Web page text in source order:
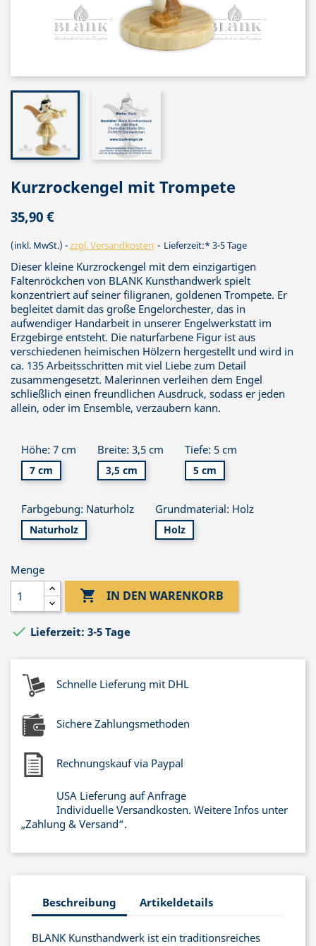
Kurzrockengel mit Trompete
35,90 €
(inkl. MwSt.) zzgl. Versandkosten Lieferzeit:* 3-5 Tage
Dieser kleine Kurzrockengel mit dem einzigartigen
Faltenröckchen von BLANK Kunsthandwerk spielt
konzentriert auf seiner filigranen, goldenen Trompete. Er
begleitet damit das große Engelorchester, das in
aufwendiger Handarbeit in unserer Engelwerkstatt im
Erzgebirge entsteht. Die naturfarbene Figur ist aus
verschiedenen heimischen Hölzern hergestellt und wird in
ca. 135 Arbeitsschritten mit viel Liebe zum Detail
zusammengesetzt. Malerinnen verleihen dem Engel
schließlich einen freundlichen Ausdruck, sodass er jeden
allein, oder im Ensemble, verzaubern kann.
Höhe: 7 cm
7 cm
Breite: 3,5 cm
3,5 cm
Tiefe: 5 cm
5 cm
Farbgebung: Naturholz
Naturholz
Grundmaterial: Holz
Holz
Menge
 IN DEN WARENKORB
 Lieferzeit: 3-5 Tage
Schnelle Lieferung mit DHL
Sichere Zahlungsmethoden
Rechnungskauf via Paypal
USA Lieferung auf Anfrage
Individuelle Versandkosten. Weitere Infos unter
„Zahlung & Versand“.
Beschreibung Artikeldetails
BLANK Kunsthandwerk ist ein traditionsreiches